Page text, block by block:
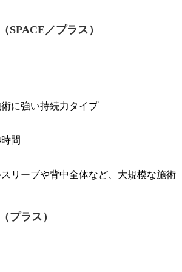
SPACE／プラス）
に強い持続力タイプ
間
リーブや背中全体など、大規模な施術
プラス）